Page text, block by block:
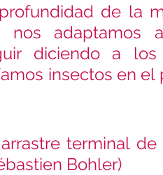
de la
nos adaptamos
diciendo a
insectos en el
terminal
Bohler)